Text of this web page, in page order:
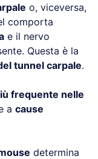
o, viceversa,
comporta
e il nervo
Questa è la
tunnel carpale.
frequente nelle
a cause
determina